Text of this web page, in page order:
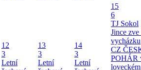
12
3
Letní
13
3
Letní
14
3
Letní
15
6
TJ Sokol
Jince zve
vycházku
CZ
POHÁR
loveckém